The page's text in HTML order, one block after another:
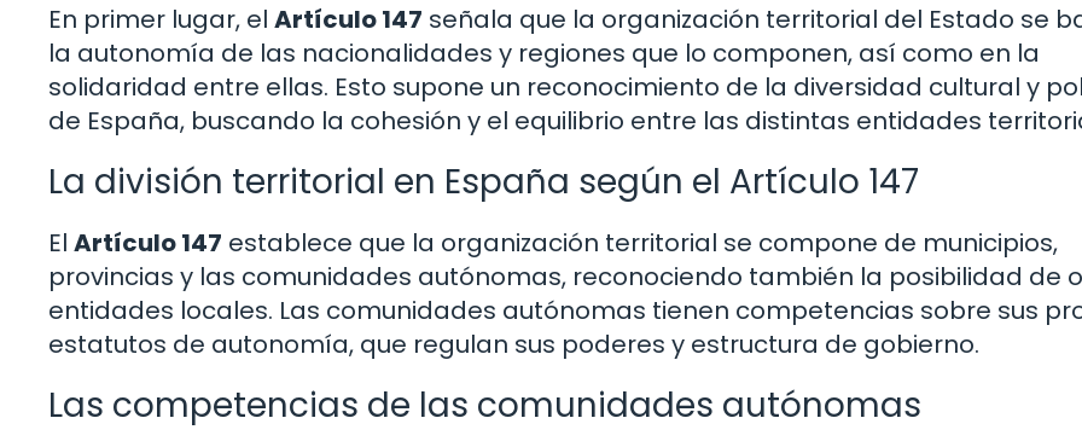
En primer lugar, el Artículo 147 señala que la organización territorial del Estado se
la autonomía de las nacionalidades y regiones que lo componen, así como en la
solidaridad entre ellas. Esto supone un reconocimiento de la diversidad cultural y
de España, buscando la cohesión y el equilibrio entre las distintas entidades
La división territorial en España según el Artículo 147
El Artículo 147 establece que la organización territorial se compone de municipios,
provincias y las comunidades autónomas, reconociendo también la posibilidad de
entidades locales. Las comunidades autónomas tienen competencias sobre sus
estatutos de autonomía, que regulan sus poderes y estructura de gobierno.
Las competencias de las comunidades autónomas